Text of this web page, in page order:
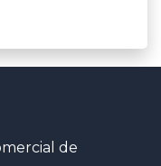
de